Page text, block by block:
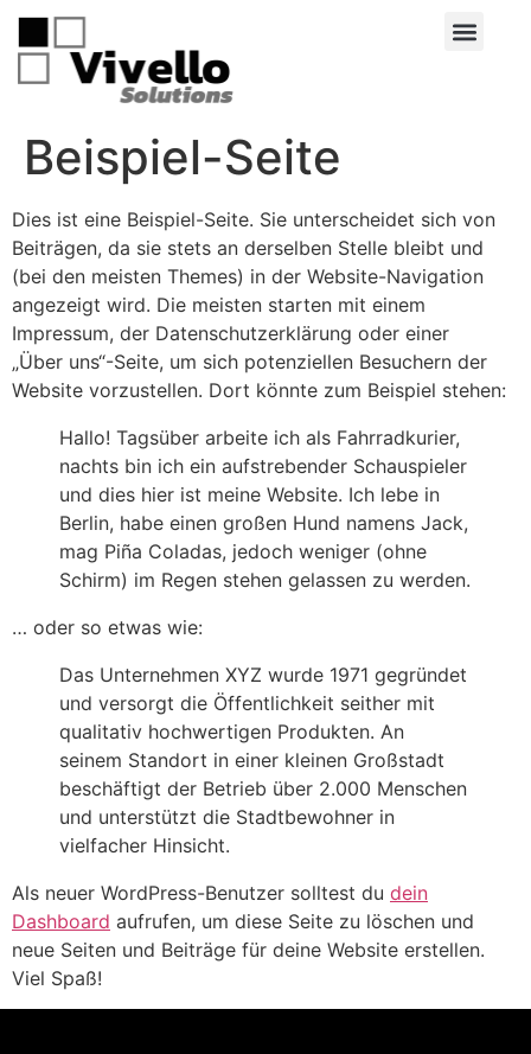
Beispiel-Seite
Dies ist eine Beispiel-Seite. Sie unterscheidet sich von
Beiträgen, da sie stets an derselben Stelle bleibt und
(bei den meisten Themes) in der Website-Navigation
angezeigt wird. Die meisten starten mit einem
Impressum, der Datenschutzerklärung oder einer
„Über uns“-Seite, um sich potenziellen Besuchern der
Website vorzustellen. Dort könnte zum Beispiel stehen:
Hallo! Tagsüber arbeite ich als Fahrradkurier,
nachts bin ich ein aufstrebender Schauspieler
und dies hier ist meine Website. Ich lebe in
Berlin, habe einen großen Hund namens Jack,
mag Piña Coladas, jedoch weniger (ohne
Schirm) im Regen stehen gelassen zu werden.
… oder so etwas wie:
Das Unternehmen XYZ wurde 1971 gegründet
und versorgt die Öffentlichkeit seither mit
qualitativ hochwertigen Produkten. An
seinem Standort in einer kleinen Großstadt
beschäftigt der Betrieb über 2.000 Menschen
und unterstützt die Stadtbewohner in
vielfacher Hinsicht.
Als neuer WordPress-Benutzer solltest du dein
Dashboard aufrufen, um diese Seite zu löschen und
neue Seiten und Beiträge für deine Website erstellen.
Viel Spaß!